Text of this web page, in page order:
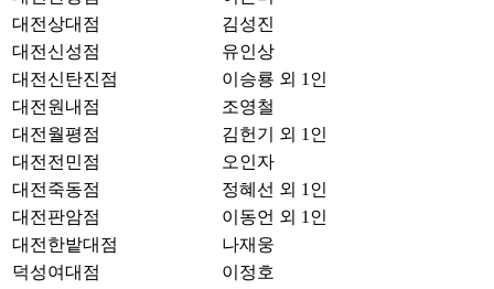
대전상대점
김성진
대전신성점
유인상
대전신탄진점
이승룡 외 1인
대전원내점
조영철
대전월평점
김헌기 외 1인
대전전민점
오인자
대전죽동점
정혜선 외 1인
대전판암점
이동언 외 1인
대전한밭대점
나재웅
덕성여대점
이정호